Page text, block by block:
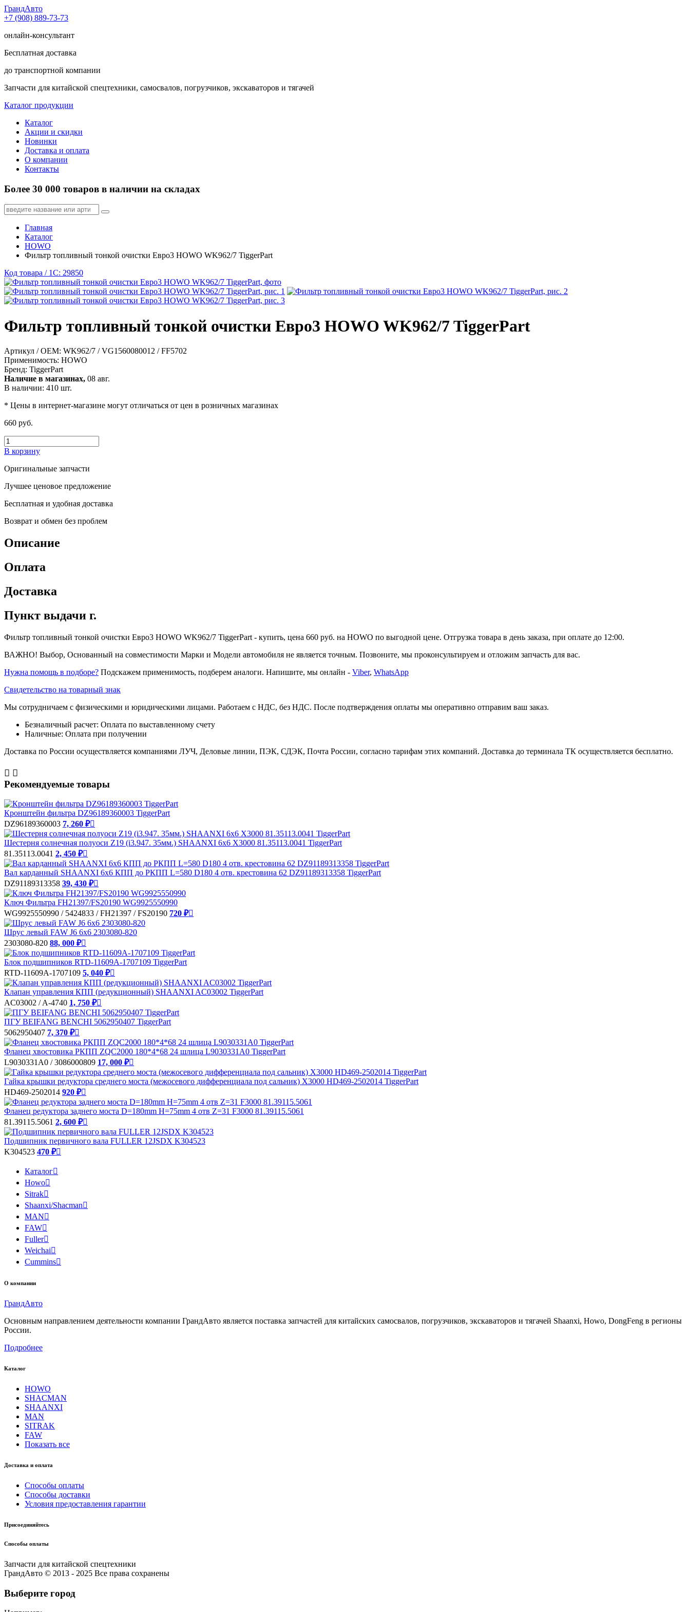
ГрандАвто
+7 (908) 889-73-73
онлайн-консультант
Бесплатная доставка
до транспортной компании
Запчасти для китайской спецтехники, самосвалов, погрузчиков, экскаваторов и тягачей
Каталог продукции
Каталог
Акции и скидки
Новинки
Доставка и оплата
О компании
Контакты
Более 30 000 товаров в наличии на складах
Главная
Каталог
HOWO
Фильтр топливный тонкой очистки Евро3 HOWO WK962/7 TiggerPart
Код товара / 1C: 29850
Фильтр топливный тонкой очистки Евро3 HOWO WK962/7 TiggerPart
Артикул / OEM: WK962/7 / VG1560080012 / FF5702
Применимость: HOWO
Бренд: TiggerPart
Наличие в магазинах, 08 авг.
В наличии: 410 шт.
* Цены в интернет-магазине могут отличаться от цен в розничных магазинах
660 руб.
В корзину
Оригинальные запчасти
Лучшее ценовое предложение
Бесплатная и удобная доставка
Возврат и обмен без проблем
Описание
Оплата
Доставка
Пункт выдачи г.
Фильтр топливный тонкой очистки Евро3 HOWO WK962/7 TiggerPart - купить, цена 660 руб. на HOWO по выгодной цене. Отгрузка товара в день заказа, при оплате до 12:00.
ВАЖНО! Выбор, Основанный на совместимости Марки и Модели автомобиля не является точным. Позвоните, мы проконсультируем и отложим запчасть для вас.
Нужна помощь в подборе? Подскажем применимость, подберем аналоги. Напишите, мы онлайн - Viber, WhatsApp
Свидетельство на товарный знак
Мы сотрудничаем с физическими и юридическими лицами. Работаем с НДС, без НДС. После подтверждения оплаты мы оперативно отправим ваш заказ.
Безналичный расчет: Оплата по выставленному счету
Наличные: Оплата при получении
Доставка по России осуществляется компаниями ЛУЧ, Деловые линии, ПЭК, СДЭК, Почта России, согласно тарифам этих компаний. Доставка до терминала ТК осуществляется бесплатно.
 
Рекомендуемые товары
Кронштейн фильтра DZ96189360003 TiggerPart
DZ96189360003 7, 260 ₽
Шестерня солнечная полуоси Z19 (i3.947. 35мм.) SHAANXI 6х6 X3000 81.35113.0041 TiggerPart
81.35113.0041 2, 450 ₽
Вал карданный SHAANXI 6х6 КПП до РКПП L=580 D180 4 отв. крестовина 62 DZ91189313358 TiggerPart
DZ91189313358 39, 430 ₽
Ключ Фильтра FH21397/FS20190 WG9925550990
WG9925550990 / 5424833 / FH21397 / FS20190 720 ₽
Шрус левый FAW J6 6х6 2303080-820
2303080-820 88, 000 ₽
Блок подшипников RTD-11609A-1707109 TiggerPart
RTD-11609A-1707109 5, 040 ₽
Клапан управления КПП (редукционный) SHAANXI AC03002 TiggerPart
AC03002 / A-4740 1, 750 ₽
ПГУ BEIFANG BENCHI 5062950407 TiggerPart
5062950407 7, 370 ₽
Фланец хвостовика РКПП ZQC2000 180*4*68 24 шлица L9030331A0 TiggerPart
L9030331A0 / 3086000809 17, 000 ₽
Гайка крышки редуктора среднего моста (межосевого дифференциала под сальник) X3000 HD469-2502014 TiggerPart
HD469-2502014 920 ₽
Фланец редуктора заднего моста D=180mm H=75mm 4 отв Z=31 F3000 81.39115.5061
81.39115.5061 2, 600 ₽
Подшипник первичного вала FULLER 12JSDX K304523
K304523 470 ₽
Каталог
Howo
Sitrak
Shaanxi/Shacman
MAN
FAW
Fuller
Weichai
Cummins
О компании
ГрандАвто
Основным направлением деятельности компании ГрандАвто является поставка запчастей для китайских самосвалов, погрузчиков, экскаваторов и тягачей Shaanxi, Howo, DongFeng в регионы
России.
Подробнее
Каталог
HOWO
SHACMAN
SHAANXI
MAN
SITRAK
FAW
Показать все
Доставка и оплата
Способы оплаты
Способы доставки
Условия предоставления гарантии
Присоединяйтесь
Способы оплаты
Запчасти для китайской спецтехники
ГрандАвто © 2013 - 2025 Все права сохранены
Выберите город